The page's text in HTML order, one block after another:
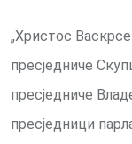
„Христос
пресједниче
пресједниче
пресједници